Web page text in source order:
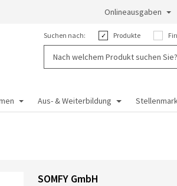
Onlineausgaben
Suchen nach: Produkte
Aus- & Weiterbildung
SOMFY GmbH